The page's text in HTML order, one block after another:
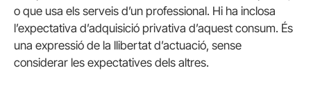
o que usa els serveis d’un professional. Hi ha inclosa
l’expectativa d’adquisició privativa d’aquest consum. És
una expressió de la llibertat d’actuació, sense
considerar les expectatives dels altres.